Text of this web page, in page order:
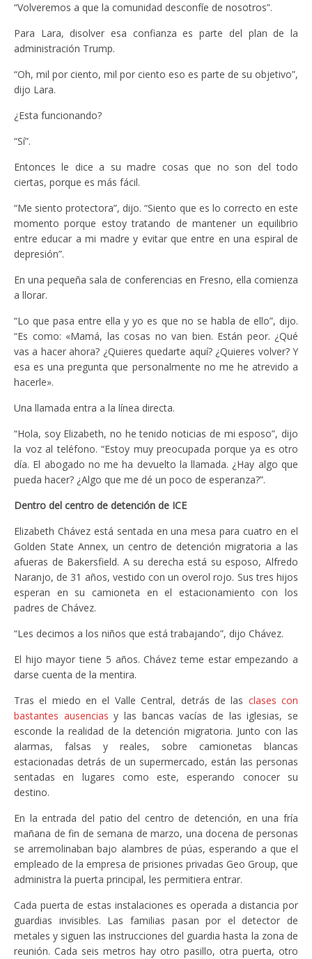
“Volveremos a que la comunidad desconfíe de nosotros”.
Para Lara, disolver esa confianza es parte del plan de la
administración Trump.
“Oh, mil por ciento, mil por ciento eso es parte de su objetivo”,
dijo Lara.
¿Esta funcionando?
“Sí”.
Entonces le dice a su madre cosas que no son del todo
ciertas, porque es más fácil.
“Me siento protectora”, dijo. “Siento que es lo correcto en este
momento porque estoy tratando de mantener un equilibrio
entre educar a mi madre y evitar que entre en una espiral de
depresión”.
En una pequeña sala de conferencias en Fresno, ella comienza
a llorar.
“Lo que pasa entre ella y yo es que no se habla de ello”, dijo.
“Es como: «Mamá, las cosas no van bien. Están peor. ¿Qué
vas a hacer ahora? ¿Quieres quedarte aquí? ¿Quieres volver? Y
esa es una pregunta que personalmente no me he atrevido a
hacerle».
Una llamada entra a la línea directa.
“Hola, soy Elizabeth, no he tenido noticias de mi esposo”, dijo
la voz al teléfono. “Estoy muy preocupada porque ya es otro
día. El abogado no me ha devuelto la llamada. ¿Hay algo que
pueda hacer? ¿Algo que me dé un poco de esperanza?”.
Dentro del centro de detención de ICE
Elizabeth Chávez está sentada en una mesa para cuatro en el
Golden State Annex, un centro de detención migratoria a las
afueras de Bakersfield. A su derecha está su esposo, Alfredo
Naranjo, de 31 años, vestido con un overol rojo. Sus tres hijos
esperan en su camioneta en el estacionamiento con los
padres de Chávez.
“Les decimos a los niños que está trabajando”, dijo Chávez.
El hijo mayor tiene 5 años. Chávez teme estar empezando a
darse cuenta de la mentira.
Tras el miedo en el Valle Central, detrás de las clases con
bastantes ausencias y las bancas vacías de las iglesias, se
esconde la realidad de la detención migratoria. Junto con las
alarmas, falsas y reales, sobre camionetas blancas
estacionadas detrás de un supermercado, están las personas
sentadas en lugares como este, esperando conocer su
destino.
En la entrada del patio del centro de detención, en una fría
mañana de fin de semana de marzo, una docena de personas
se arremolinaban bajo alambres de púas, esperando a que el
empleado de la empresa de prisiones privadas Geo Group, que
administra la puerta principal, les permitiera entrar.
Cada puerta de estas instalaciones es operada a distancia por
guardias invisibles. Las familias pasan por el detector de
metales y siguen las instrucciones del guardia hasta la zona de
reunión. Cada seis metros hay otro pasillo, otra puerta, otro